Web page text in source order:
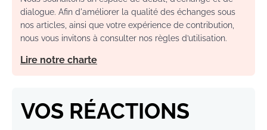
dialogue. Afin d'améliorer la qualité des échanges sous
nos articles, ainsi que votre expérience de contribution,
nous vous invitons à consulter nos règles d’utilisation.
Lire notre charte
VOS RÉACTIONS